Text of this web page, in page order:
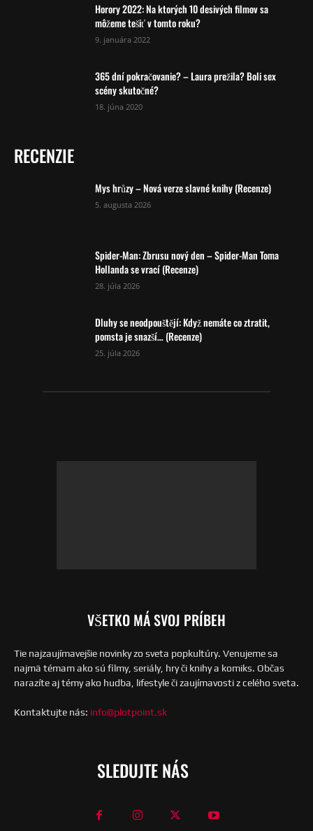
Horory 2022: Na ktorých 10 desivých filmov sa
môžeme tešiť v tomto roku?
9. januára 2022
365 dní pokračovanie? – Laura prežila? Boli sex
scény skutočné?
18. júna 2020
RECENZIE
Mys hrůzy – Nová verze slavné knihy (Recenze)
5. augusta 2026
Spider-Man: Zbrusu nový den – Spider-Man Toma
Hollanda se vrací (Recenze)
28. júla 2026
Dluhy se neodpouštějí: Když nemáte co ztratit,
pomsta je snazší… (Recenze)
25. júla 2026
VŠETKO MÁ SVOJ PRÍBEH
Tie najzaujímavejšie novinky zo sveta popkultúry. Venujeme sa
najmä témam ako sú filmy, seriály, hry či knihy a komiks. Občas
narazíte aj témy ako hudba, lifestyle či zaujímavosti z celého sveta.
Kontaktujte nás: info@plotpoint.sk
SLEDUJTE NÁS